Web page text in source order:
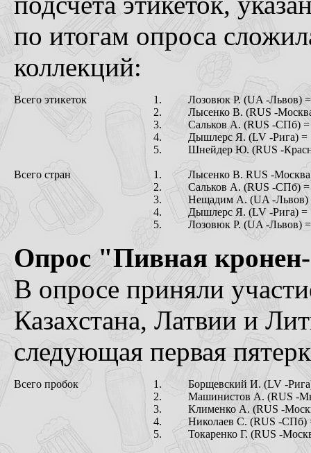
по итогам опроса
коллекций:
Всего этикеток 1.
Лозовюк Р. (UA -Львов)
2.
Лысенко В. (RUS -
3.
Сальков А. (RUS -СПб) =
4.
Дышлерс Я. (LV -Рига) =
5.
Шнейдер Ю. (RUS -
Всего стран 1.
Лысенко В. RUS -
2.
Сальков А. (RUS -СПб)
3.
Нещадим А. (UA -Львов)
4.
Дышлерс Я. (LV -Рига) =
5.
Лозовюк Р. (UA -Львов)
Опрос "Пивная
В опросе приняли
Казахстана, Латвии и
следующая первая
Всего пробок 1.
Борщевский И. (LV -
2.
Машинистов А. (RUS -
3.
Клименко А. (RUS -
4.
Николаев С. (RUS -СПб)
5.
Токаренко Г. (RUS -